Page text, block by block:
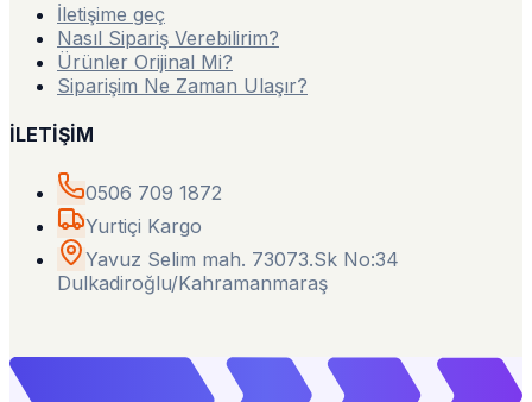
İletişime geç
Nasıl Sipariş Verebilirim?
Ürünler Orijinal Mi?
Siparişim Ne Zaman Ulaşır?
İLETİŞİM
0506 709 1872
Yurtiçi Kargo
Yavuz Selim mah. 73073.Sk No:34
Dulkadiroğlu/Kahramanmaraş